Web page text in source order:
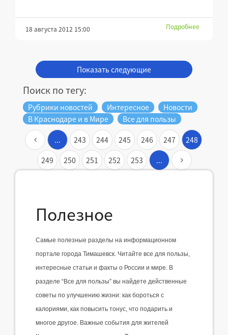
18 августа 2012 15:00 Подробнее
Показать следующие
Поиск по тегу:
Рубрики новостей Интересное
Новости
В Краснодаре и в Мире
Все для пользы
... 243 244 245 246 247
248
249
250 251 252 253 ...
Полезное
Самые полезные разделы на информационном
портале города Тимашевск. Читайте все для пользы,
интересные статьи и факты о России и мире. В
разделе “Все для пользы” вы найдете действенные
советы по улучшению жизни: как бороться с
калориями, как повысить тонус, что подарить и
многое другое. Важные события для жителей